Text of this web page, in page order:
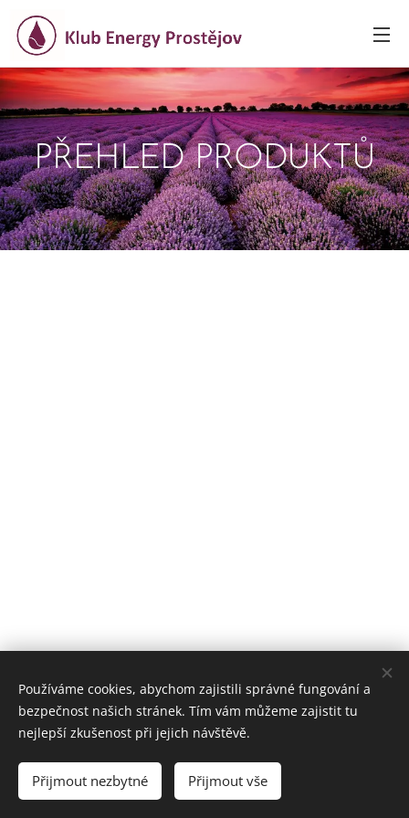
PŘEHLED PRODUKTŮ
ENERGY CZECH REPUBLIC a.s., Atrium- 2.patro, Hlaváčkovo nám. 1
Vytvořeno službou Webnode
Používáme cookies, abychom zajistili správné fungování a
bezpečnost našich stránek. Tím vám můžeme zajistit tu
nejlepší zkušenost při jejich návštěvě.
Přijmout nezbytné Přijmout vše